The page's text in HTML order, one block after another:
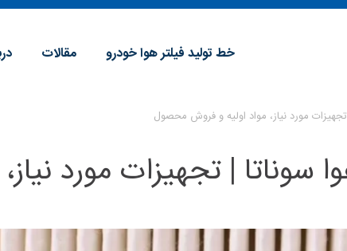
خط تولید فیلتر هوا خودرو مقالات
مورد نیاز، مواد اولیه و فروش محصول
سوناتا | تجهیزات مورد نیاز،